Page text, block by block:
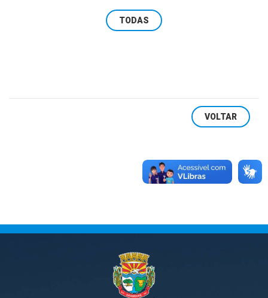
TODAS
VOLTAR